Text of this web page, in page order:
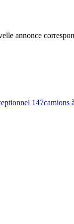
annonce
147camions